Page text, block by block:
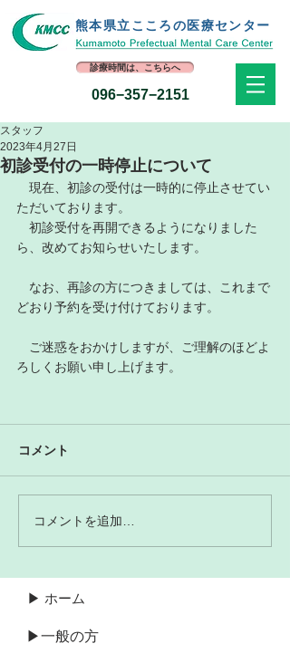
熊本県立​こころの医療センター
診療時間は、こちらへ
096−357−2151
初診受付の一時停止について
スタッフ
2023年4月27日
現在、初診の受付は一時的に停止させてい
ただいております。
初診受付を再開できるようになりました
ら、改めてお知らせいたします。
なお、再診の方につきましては、これまで
どおり予約を受け付けております。
ご迷惑をおかけしますが、ご理解のほどよ
ろしくお願い申し上げます。
コメント
コメントを追加…
▶ ホーム
▶一般の方